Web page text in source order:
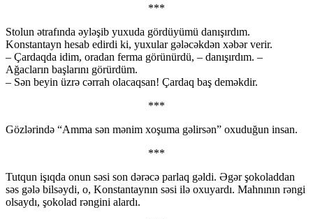
***
Stolun ətrafında əyləşib yuxuda gördüyümü danışırdım.
Konstantayn hesab edirdi ki, yuxular gələcəkdən xəbər verir.
– Çardaqda idim, oradan ferma görünürdü, – danışırdım. –
Ağacların başlarını görürdüm.
– Sən beyin üzrə cərrah olacaqsan! Çardaq baş deməkdir.
***
Gözlərində “Amma sən mənim xoşuma gəlirsən” oxuduğun insan.
***
Tutqun işıqda onun səsi son dərəcə parlaq gəldi. Əgər şokoladdan
səs gələ bilsəydi, o, Konstantaynın səsi ilə oxuyardı. Mahnının rəngi
olsaydı, şokolad rəngini alardı.